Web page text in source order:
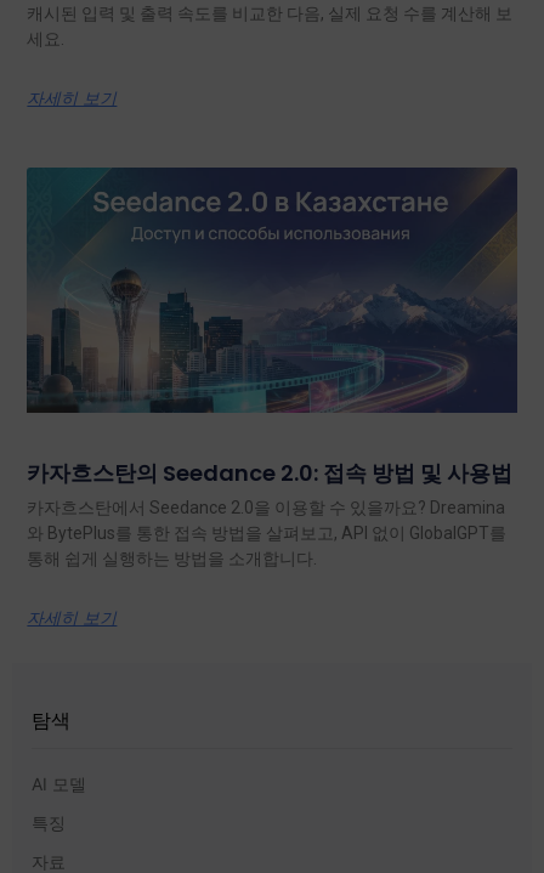
캐시된 입력 및 출력 속도를 비교한 다음, 실제 요청 수를 계산해 보
세요.
자세히 보기
카자흐스탄의 Seedance 2.0: 접속 방법 및 사용법
카자흐스탄에서 Seedance 2.0을 이용할 수 있을까요? Dreamina
와 BytePlus를 통한 접속 방법을 살펴보고, API 없이 GlobalGPT를
통해 쉽게 실행하는 방법을 소개합니다.
자세히 보기
탐색
AI 모델
특징
자료